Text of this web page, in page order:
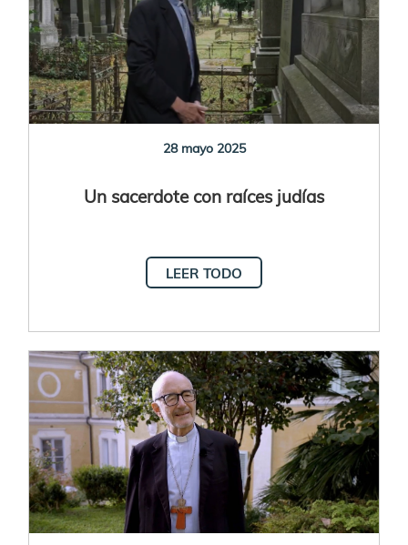
28 mayo 2025
Un sacerdote con raíces judías
LEER TODO